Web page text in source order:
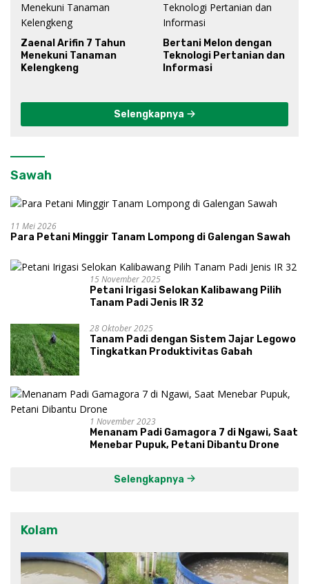
Zaenal Arifin 7 Tahun
Menekuni Tanaman
Kelengkeng
Bertani Melon dengan
Teknologi Pertanian dan
Informasi
Selengkapnya
Sawah
11 Mei 2026
Para Petani Minggir Tanam Lompong di Galengan Sawah
15 November 2025
Petani Irigasi Selokan Kalibawang Pilih
Tanam Padi Jenis IR 32
28 Oktober 2025
Tanam Padi dengan Sistem Jajar Legowo
Tingkatkan Produktivitas Gabah
1 November 2023
Menanam Padi Gamagora 7 di Ngawi, Saat
Menebar Pupuk, Petani Dibantu Drone
Selengkapnya
Kolam